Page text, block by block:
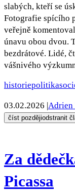
slabých, kteří se
Fotografie spícího
veřejně
únavu obou dvou.
bezdrátové. Lidé,
vášnivého
historiepolitika
03.02.2026 |Adrien
číst pozdějiodstranit
Za
Picassa